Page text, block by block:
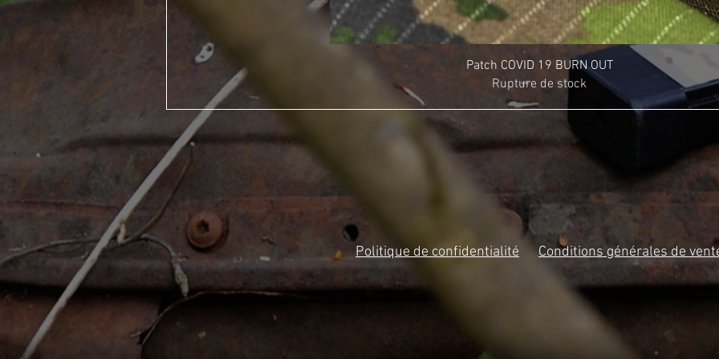
Patch COVID 19 BURN OUT
Rupture de stock
Politique de confidentialité Conditions générales de